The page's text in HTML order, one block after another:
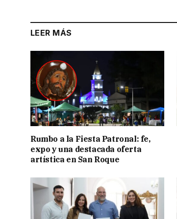
LEER MÁS
Rumbo a la Fiesta Patronal: fe,
expo y una destacada oferta
artística en San Roque